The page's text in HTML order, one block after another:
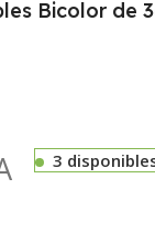
Bicolor de
3